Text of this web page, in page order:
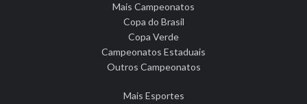
Mais Campeonatos
Copa do Brasil
Copa Verde
Campeonatos Estaduais
Outros Campeonatos
Mais Esportes